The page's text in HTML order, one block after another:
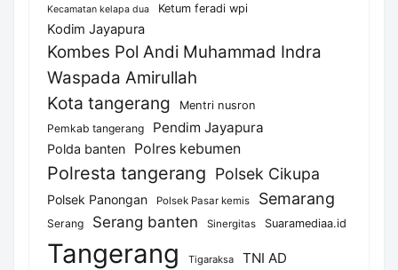
Kecamatan kelapa dua Ketum feradi wpi
Kodim Jayapura
Kombes Pol Andi Muhammad Indra
Waspada Amirullah
Kota tangerang
Mentri nusron
Pemkab tangerang
Pendim Jayapura
Polda banten Polres kebumen
Polresta tangerang Polsek Cikupa
Polsek Panongan Polsek Pasar kemis Semarang
Serang Serang banten Sinergitas Suaramediaa.id
Tangerang Tigaraksa
TNI AD